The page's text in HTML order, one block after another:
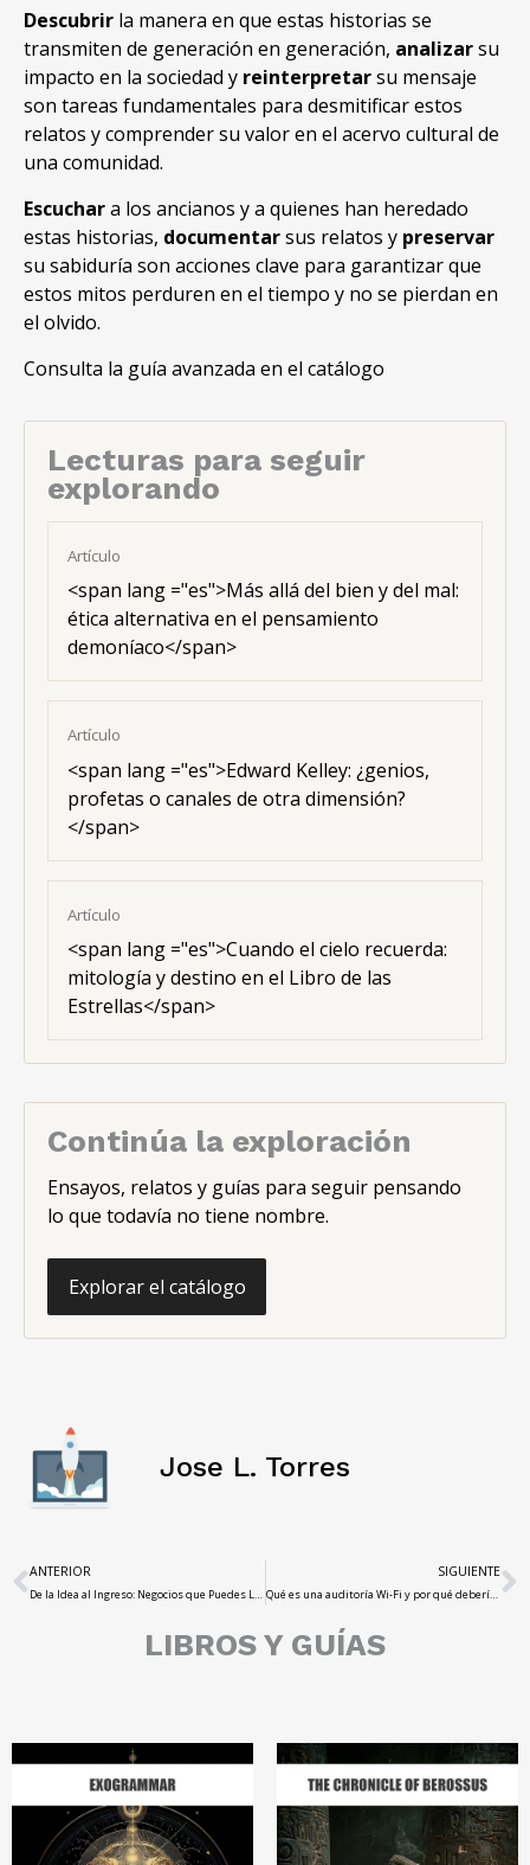
Descubrir la manera en que estas historias se
transmiten de generación en generación, analizarsu
impacto en la sociedad y reinterpretarsu mensaje
son tareas fundamentales para desmitificar estos
relatos y comprender su valor en el acervo cultural de
una comunidad.
Escuchara los ancianos y a quienes han heredado
estas historias, documentarsus relatos y preservar
su sabiduría son acciones clave para garantizar que
estos mitos perduren en el tiempo y no se pierdan en
el olvido.
Consulta la guía avanzada en el catálogo
Lecturas para seguir
explorando
Artículo
<span lang ="es">Más allá del bien y del mal:
ética alternativa en el pensamiento
demoníaco</span>
Artículo
<span lang ="es">Edward Kelley: ¿genios,
profetas o canales de otra dimensión?
</span>
Artículo
<span lang ="es">Cuando el cielo recuerda:
mitología y destino en el Libro de las
Estrellas</span>
Continúa la exploración
Ensayos, relatos y guías para seguir pensando
lo que todavía no tiene nombre.
Explorar el catálogo
Jose L. Torres
ANTERIOR
De la Idea al Ingreso: Negocios que Puedes Lanzar Hoy con ChatGPT y Midjourney
SIGUIENTE
Qué es una auditoría Wi-Fi y por qué deberías hacer una en tu casa
LIBROS Y GUÍAS